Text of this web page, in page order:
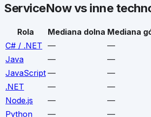
ServiceNowvs inne
Rola Mediana dolna Mediana
C# / .NET — —
Java
— —
JavaScript — —
.NET
— —
Node.js
— —
Python
— —